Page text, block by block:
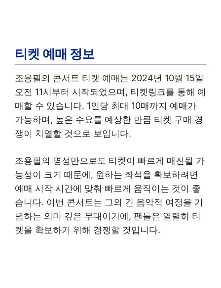
티켓 예매 정보
조용필의 콘서트 티켓 예매는 2024년 10월 15일
오전 11시부터 시작되었으며, 티켓링크를 통해 예
매할 수 있습니다. 1인당 최대 10매까지 예매가
가능하며, 높은 수요를 예상한 만큼 티켓 구매 경
쟁이 치열할 것으로 보입니다.
조용필의 명성만으로도 티켓이 빠르게 매진될 가
능성이 크기 때문에, 원하는 좌석을 확보하려면
예매 시작 시간에 맞춰 빠르게 움직이는 것이 좋
습니다. 이번 콘서트는 그의 긴 음악적 여정을 기
념하는 의미 깊은 무대이기에, 팬들은 열렬히 티
켓을 확보하기 위해 경쟁할 것입니다.